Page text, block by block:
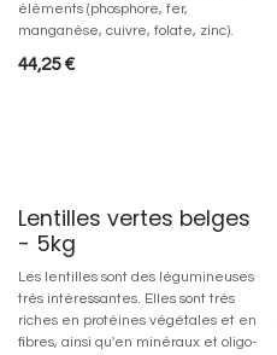
éléments (phosphore, fer,
manganèse, cuivre, folate, zinc).
44,25€
Lentilles vertes belges
- 5kg
Les lentilles sont des légumineuses
très intéressantes. Elles sont très
riches en protéines végétales et en
fibres, ainsi qu'en minéraux et oligo-